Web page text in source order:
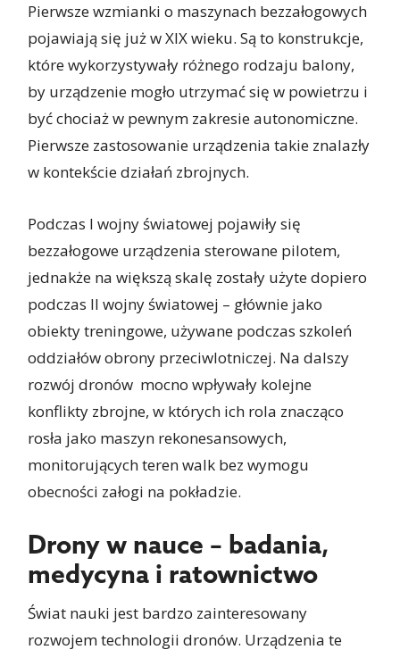
Pierwsze wzmianki o maszynach bezzałogowych
pojawiają się już w XIX wieku. Są to konstrukcje,
które wykorzystywały różnego rodzaju balony,
by urządzenie mogło utrzymać się w powietrzu i
być chociaż w pewnym zakresie autonomiczne.
Pierwsze zastosowanie urządzenia takie znalazły
w kontekście działań zbrojnych.
Podczas I wojny światowej pojawiły się
bezzałogowe urządzenia sterowane pilotem,
jednakże na większą skalę zostały użyte dopiero
podczas II wojny światowej – głównie jako
obiekty treningowe, używane podczas szkoleń
oddziałów obrony przeciwlotniczej. Na dalszy
rozwój dronów mocno wpływały kolejne
konflikty zbrojne, w których ich rola znacząco
rosła jako maszyn rekonesansowych,
monitorujących teren walk bez wymogu
obecności załogi na pokładzie.
Drony w nauce – badania,
medycyna i ratownictwo
Świat nauki jest bardzo zainteresowany
rozwojem technologii dronów. Urządzenia te